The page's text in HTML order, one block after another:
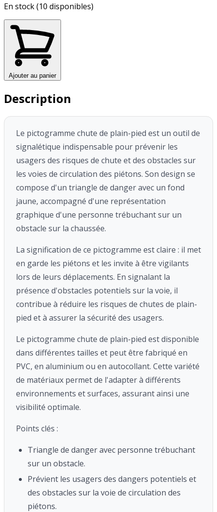
En stock (10 disponibles)
Ajouter au panier
Description
Le pictogramme chute de plain-pied est un outil de
signalétique indispensable pour prévenir les
usagers des risques de chute et des obstacles sur
les voies de circulation des piétons. Son design se
compose d'un triangle de danger avec un fond
jaune, accompagné d'une représentation
graphique d'une personne trébuchant sur un
obstacle sur la chaussée.
La signification de ce pictogramme est claire : il met
en garde les piétons et les invite à être vigilants
lors de leurs déplacements. En signalant la
présence d'obstacles potentiels sur la voie, il
contribue à réduire les risques de chutes de plain-
pied et à assurer la sécurité des usagers.
Le pictogramme chute de plain-pied est disponible
dans différentes tailles et peut être fabriqué en
PVC, en aluminium ou en autocollant. Cette variété
de matériaux permet de l'adapter à différents
environnements et surfaces, assurant ainsi une
visibilité optimale.
Points clés :
Triangle de danger avec personne trébuchant
sur un obstacle.
Prévient les usagers des dangers potentiels et
des obstacles sur la voie de circulation des
piétons.